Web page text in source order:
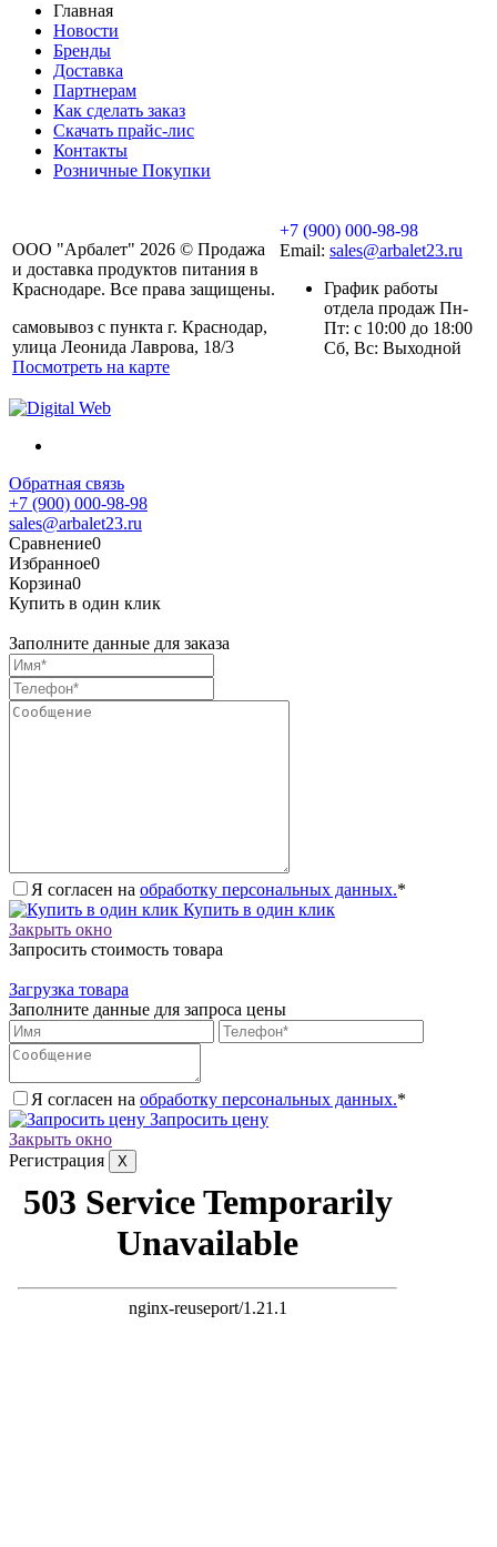
Главная
Новости
Бренды
Доставка
Партнерам
Как сделать заказ
Скачать прайс-лис
Контакты
Розничные Покупки
ООО "Арбалет" 2026 © Продажа
и доставка продуктов питания в
Краснодаре. Все права защищены.
самовывоз с пункта г. Краснодар,
улица Леонида Лаврова, 18/3
Посмотреть на карте
+7 (900) 000-98-98
Email: sales@arbalet23.ru
График работы
отдела продаж Пн-
Пт: с 10:00 до 18:00
Сб, Вс: Выходной
Обратная связь
+7 (900) 000-98-98
sales@arbalet23.ru
Сравнение0
Избранное0
Корзина0
Купить в один клик
Заполните данные для заказа
Я согласен на обработку персональных данных.*
Купить в один клик
Закрыть окно
Запросить стоимость товара
Загрузка товара
Заполните данные для запроса цены
Я согласен на обработку персональных данных.*
Запросить цену
Закрыть окно
Регистрация
X